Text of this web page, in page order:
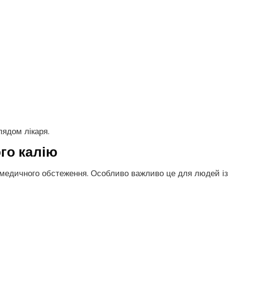
лікаря.
калію
обстеження. Особливо важливо це для людей із